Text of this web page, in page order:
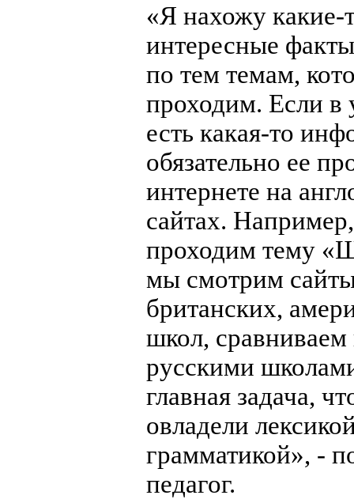
«Я нахожу какие-
интересные
по тем темам,
проходим. Если в
есть какая-то
обязательно ее
интернете на
сайтах.
проходим тему
мы смотрим
британских,
школ, сравниваем
русскими
главная задача,
овладели
грамматикой», -
педагог.